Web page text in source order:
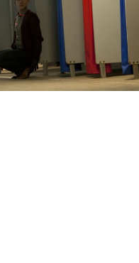
Benedicta
zlehka pohrává
další díl!